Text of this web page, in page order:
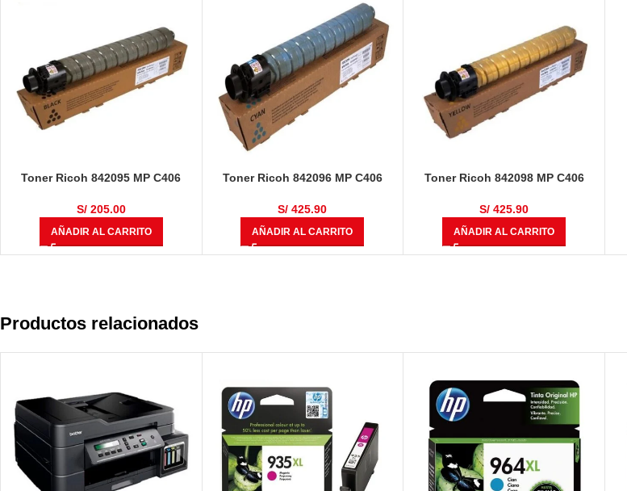
Toner Ricoh 842095 MP C406
S/205.00
AÑADIR AL CARRITO
Toner Ricoh 842096 MP C406
S/ 425.90
AÑADIR AL CARRITO
Toner Ricoh 842098 MP C406
S/ 425.90
AÑADIR AL CARRITO
Productos relacionados